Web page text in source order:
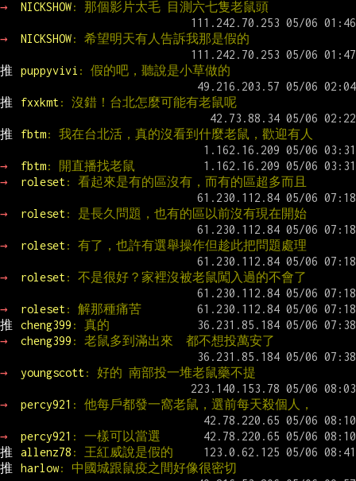
→ NICKSHOW: 那個影片太毛 目測六七隻老鼠頭
→ NICKSHOW: 希望明天有人告訴我那是假的
推 puppyvivi : 假的吧，聽說是小草做的
推 fxxkmt: 沒錯！台北怎麼可能有老鼠呢
推 fbtm: 我在台北活，真的沒看到什麼老鼠，歡迎有人
→ fbtm: 開直播找老鼠
→
roleset: 看起來是有的區沒有，而有的區超多而且
→ roleset: 是長久問題，也有的區以前沒有現在開始
→ roleset: 有了，也許有選舉操作但趁此把問題處理
→ roleset: 不是很好？家裡沒被老鼠闖入過的不會了
→ roleset: 解那種痛苦
推
cheng399 : 真的
→
cheng399 : 老鼠多到滿出來  都不想投萬安了
→ youngscott: 好的 南部投一堆老鼠藥不提
→ percy921 : 他每戶都發一窩老鼠，選前每天殺個人，
→ percy921 : 一樣可以當選
推
allenz78 : 王紅威說是假的
推
harlow: 中國城跟鼠疫之間好像很密切